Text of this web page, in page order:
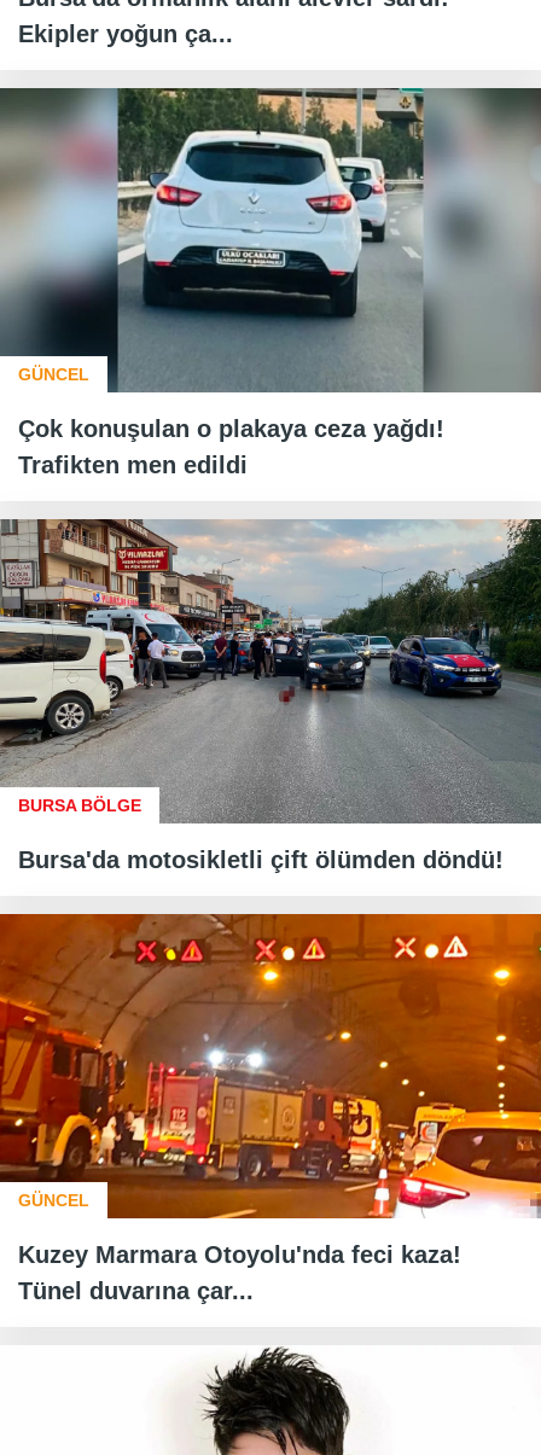
Ekipler yoğun ça...
GÜNCEL
Çok konuşulan o plakaya ceza yağdı!
Trafikten men edildi
BURSA BÖLGE
Bursa'da motosikletli çift ölümden döndü!
GÜNCEL
Kuzey Marmara Otoyolu'nda feci kaza!
Tünel duvarına çar...